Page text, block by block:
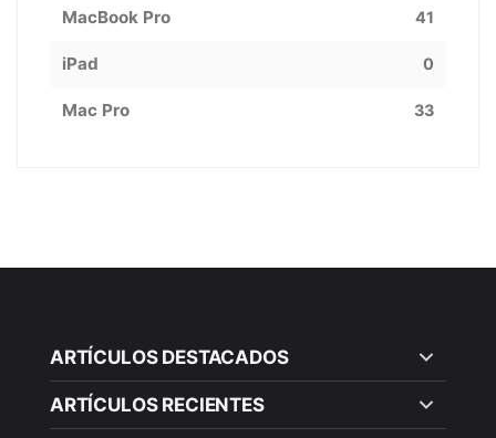
MacBook Pro 41
iPad 0
Mac Pro 33
ARTÍCULOS DESTACADOS
ARTÍCULOS RECIENTES